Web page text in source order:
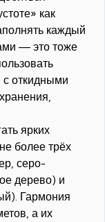
как
каждый
— это тоже
с откидными
ярких
более трёх
серо-
дерево) и
Гармония
а их